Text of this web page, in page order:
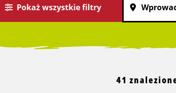
Pokaż wszystkie filtry
41